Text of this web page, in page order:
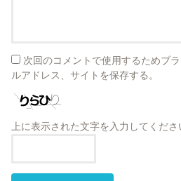
次回のコメントで使用するためブ
ルアドレス、サイトを保存する。
上に表示された文字を入力してくださ